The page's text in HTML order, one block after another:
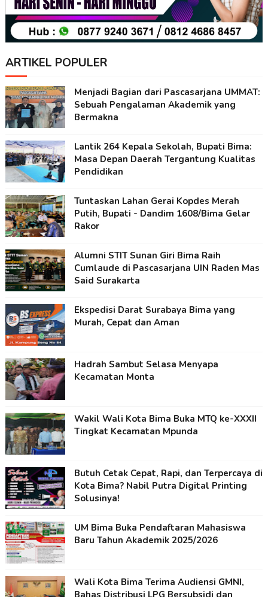
ARTIKEL POPULER
Menjadi Bagian dari Pascasarjana UMMAT:
Sebuah Pengalaman Akademik yang
Bermakna
Lantik 264 Kepala Sekolah, Bupati Bima:
Masa Depan Daerah Tergantung Kualitas
Pendidikan
Tuntaskan Lahan Gerai Kopdes Merah
Putih, Bupati - Dandim 1608/Bima Gelar
Rakor
Alumni STIT Sunan Giri Bima Raih
Cumlaude di Pascasarjana UIN Raden Mas
Said Surakarta
Ekspedisi Darat Surabaya Bima yang
Murah, Cepat dan Aman
Hadrah Sambut Selasa Menyapa
Kecamatan Monta
Wakil Wali Kota Bima Buka MTQ ke-XXXII
Tingkat Kecamatan Mpunda
Butuh Cetak Cepat, Rapi, dan Terpercaya di
Kota Bima? Nabil Putra Digital Printing
Solusinya!
UM Bima Buka Pendaftaran Mahasiswa
Baru Tahun Akademik 2025/2026
Wali Kota Bima Terima Audiensi GMNI,